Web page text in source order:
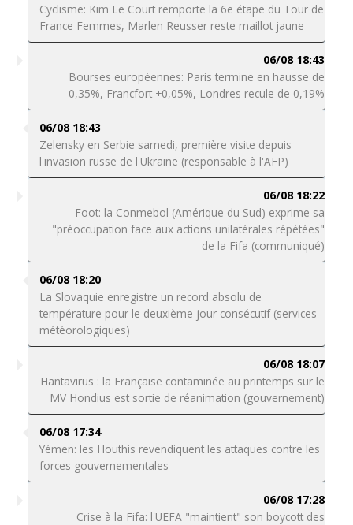
Cyclisme: Kim Le Court remporte la 6e étape du Tour de
France Femmes, Marlen Reusser reste maillot jaune
06/08 18:43
Bourses européennes: Paris termine en hausse de
0,35%, Francfort +0,05%, Londres recule de 0,19%
06/08 18:43
Zelensky en Serbie samedi, première visite depuis
l'invasion russe de l'Ukraine (responsable à l'AFP)
06/08 18:22
Foot: la Conmebol (Amérique du Sud) exprime sa
"préoccupation face aux actions unilatérales répétées"
de la Fifa (communiqué)
06/08 18:20
La Slovaquie enregistre un record absolu de
température pour le deuxième jour consécutif (services
météorologiques)
06/08 18:07
Hantavirus : la Française contaminée au printemps sur le
MV Hondius est sortie de réanimation (gouvernement)
06/08 17:34
Yémen: les Houthis revendiquent les attaques contre les
forces gouvernementales
06/08 17:28
Crise à la Fifa: l'UEFA "maintient" son boycott des